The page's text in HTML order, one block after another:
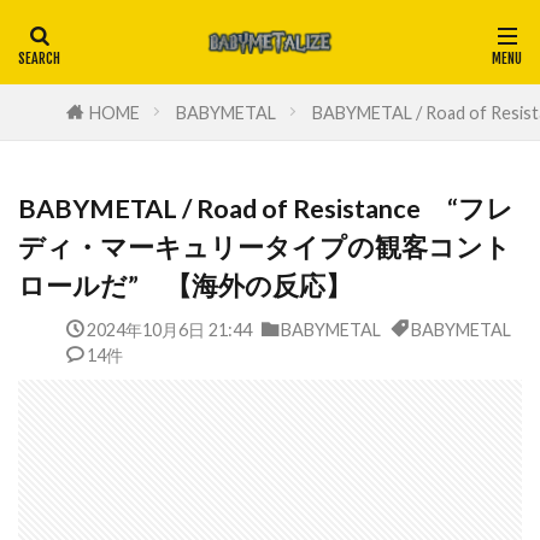
HOME BABYMETAL BABYMETAL / Road of
BABYMETAL / Road of Resistance “フレ
ディ・マーキュリータイプの観客コント
ロールだ” 【海外の反応】
2024年10月6日 21:44 BABYMETAL
BABYMETAL
14件